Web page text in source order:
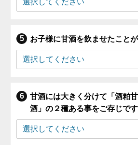
お子様に甘酒を飲ませたこと
甘酒には大きく分けて「酒粕
酒」の２種ある事をご存じで